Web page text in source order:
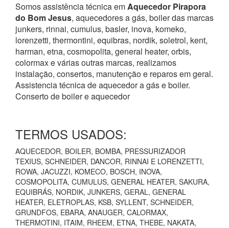
Somos assistência técnica emAquecedor Pirapora
do Bom Jesus, aquecedores a gás, boiler das marcas
junkers, rinnai, cumulus, basler, inova, komeko,
lorenzetti, thermontini, equibras, nordik, soletrol, kent,
harman, etna, cosmopolita, general heater, orbis,
colormax e várias outras marcas, realizamos
instalação, consertos, manutenção e reparos em geral.
Assistencia técnica de aquecedor a gás e boiler.
Conserto de boiler e aquecedor
TERMOS USADOS:
AQUECEDOR, BOILER, BOMBA, PRESSURIZADOR
TEXIUS, SCHNEIDER, DANCOR, RINNAI E LORENZETTI,
ROWA, JACUZZI, KOMECO, BOSCH, INOVA,
COSMOPOLITA, CUMULUS, GENERAL HEATER, SAKURA,
EQUIBRÁS, NORDIK, JUNKERS, GERAL, GENERAL
HEATER, ELETROPLAS, KSB, SYLLENT, SCHNEIDER,
GRUNDFOS, EBARA, ANAUGER, CALORMAX,
THERMOTINI, ITAIM, RHEEM, ETNA, THEBE, NAKATA,